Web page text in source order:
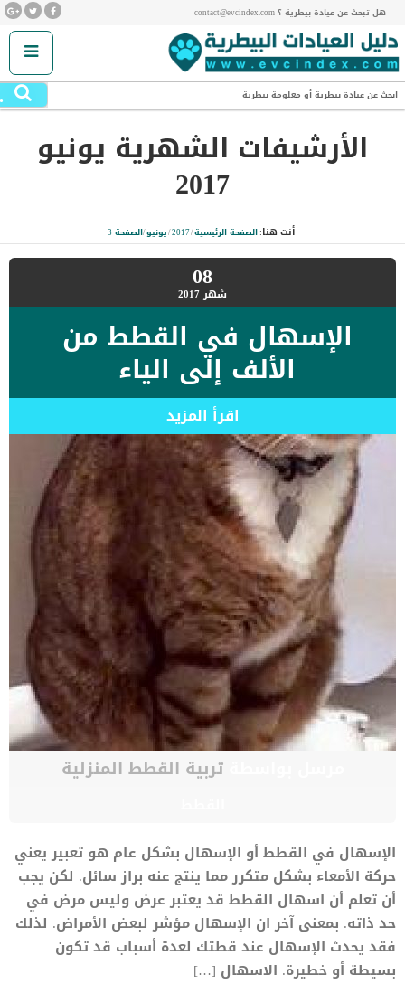
هل تبحث عن عيادة بيطرية ؟ contact@evcindex.com
ابحث عن عيادة بيطرية أو معلومة بيطرية
الأرشيفات الشهرية يونيو
2017
أنت هنا:الصفحة الرئيسية/
2017
/يونيو/الصفحة 3
08شهر2017
الإسهال في القطط من
الألف إلى الياء
اقرأ المزيد
مرسل بواسطةتربية القطط المنزلية
الإسهال في القطط أو الإسهال بشكل عام هو تعبير يعني
حركة الأمعاء بشكل متكرر مما ينتج عنه براز سائل. لكن يجب
أن تعلم أن اسهال القطط قد يعتبر عرض وليس مرض في
حد ذاته. بمعنى آخر ان الإسهال مؤشر لبعض الأمراض. لذلك
فقد يحدث الإسهال عند قطتك لعدة أسباب قد تكون
بسيطة أو خطيرة. الاسهال […]